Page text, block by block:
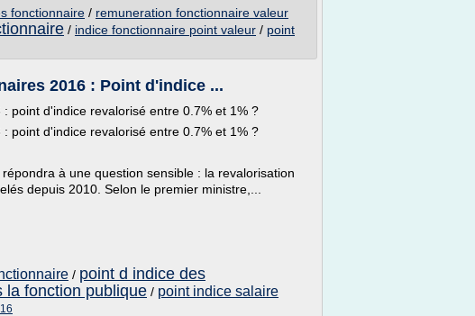
fonctionnaire / remuneration fonctionnaire valeur
/ indice fonctionnaire point valeur / point
2016 : Point d'indice ...
point d'indice revalorisé entre 0.7% et 1% ?
point d'indice revalorisé entre 0.7% et 1% ?
à une question sensible : la revalorisation
depuis 2010. Selon le premier ministre,...
/ point d indice des
la fonction publique / point indice salaire